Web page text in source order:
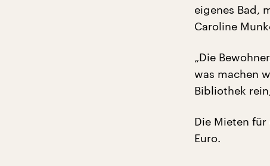
eigenes Bad,
Caroline
„Die
was machen
Bibliothek
Die Mieten
Euro.